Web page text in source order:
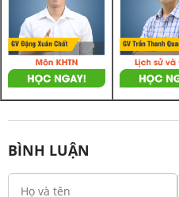
BÌNH LUẬN